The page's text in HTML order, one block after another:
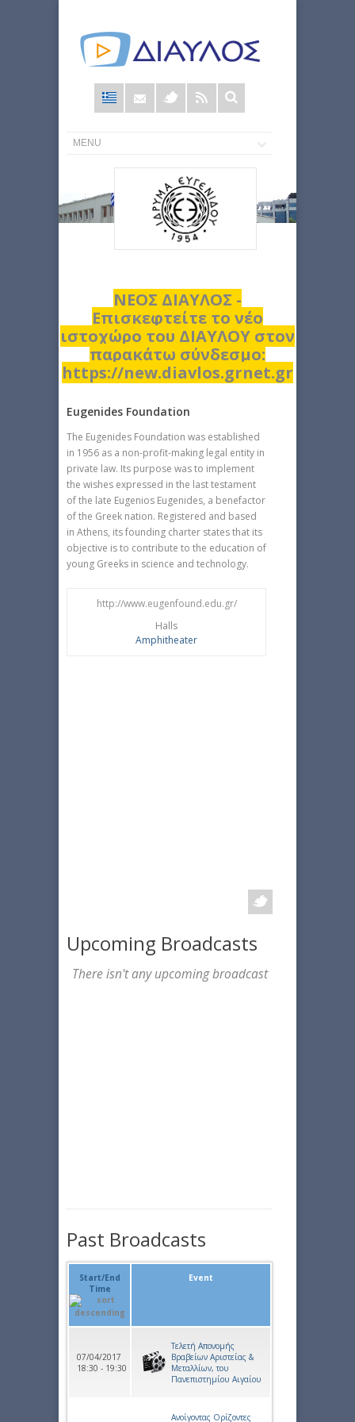
Φόρμα
αναζήτησης
ΝΕΟΣ ΔΙΑΥΛΟΣ -
Επισκεφτείτε το νέο
ιστοχώρο του ΔΙΑΥΛΟΥ στον
παρακάτω σύνδεσμο:
https://new.diavlos.grnet.gr
Eugenides Foundation
The Eugenides Foundation was established
in 1956 as a non-profit-making legal entity in
private law. Its purpose was to implement
the wishes expressed in the last testament
of the late Eugenios Eugenides, a benefactor
of the Greek nation. Registered and based
in Athens, its founding charter states that its
objective is to contribute to the education of
young Greeks in science and technology.
http://www.eugenfound.edu.gr/
Halls
Amphitheater
Upcoming Broadcasts
There isn't any upcoming broadcast
Past Broadcasts
Start/End
Time
Event
07/04/2017
18:30 - 19:30
Τελετή Απονομής
Βραβείων Αριστείας &
Μεταλλίων, του
Πανεπιστημίου Αιγαίου
Ανοίγοντας Ορίζοντες